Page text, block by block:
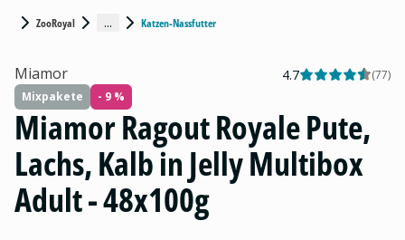
ZooRoyal ... Katzen-Nassfutter
Miamor 4.7 (77)
Mixpakete
- 9 %
Miamor Ragout Royale Pute,
Lachs, Kalb in Jelly Multibox
Adult - 48x100g